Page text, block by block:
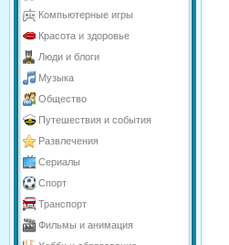
Компьютерные игры
Красота и здоровье
Люди и блоги
Музыка
Общество
Путешествия и события
Развлечения
Сериалы
Спорт
Транспорт
Фильмы и анимация